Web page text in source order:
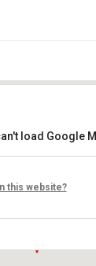
ház
8 - Nagyréde
load Google
this website?